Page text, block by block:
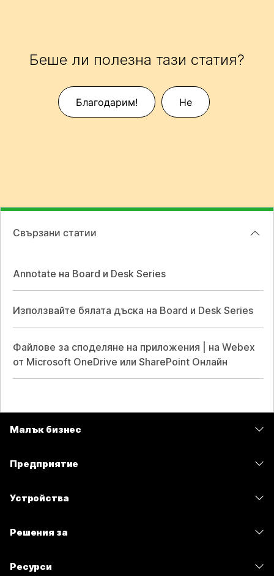
Беше ли полезна тази статия?
Благодарим! Не
Свързани статии
Annotate на Board и Desk Series
Използвайте бялата дъска на Board и Desk Series
Файлове за споделяне на приложения | на Webex
от Microsoft OneDrive или SharePoint Онлайн
Малък бизнес
Предприятие
Устройства
Решения за
Ресурси